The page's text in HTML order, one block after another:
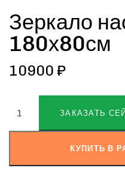
Зеркало
180х80см
10900 ₽
ЗАКАЗАТЬ
КУПИТЬ В